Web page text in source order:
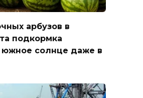
арбузов в
подкормка
южное солнце даже в